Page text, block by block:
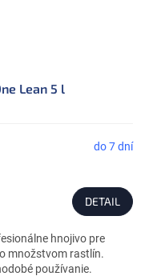
Lean 5 l
do 7 dní
DETAIL
hnojivo pre
množstvom rastlín.
používanie.